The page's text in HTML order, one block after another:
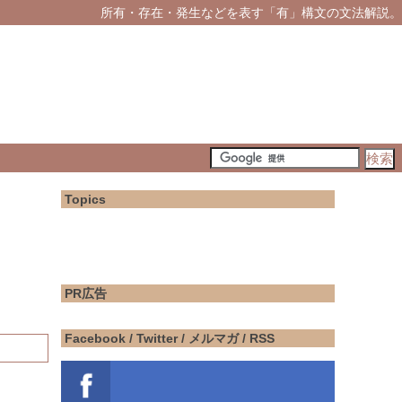
所有・存在・発生などを表す「有」構文の文法解説。
Topics
PR広告
Facebook / Twitter / メルマガ / RSS